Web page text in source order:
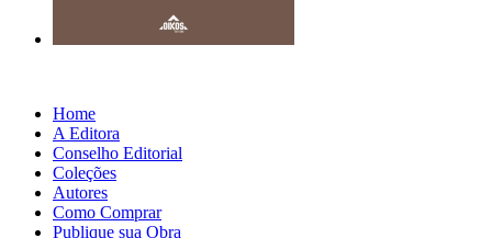
Home
A Editora
Conselho Editorial
Coleções
Autores
Como Comprar
Publique sua Obra